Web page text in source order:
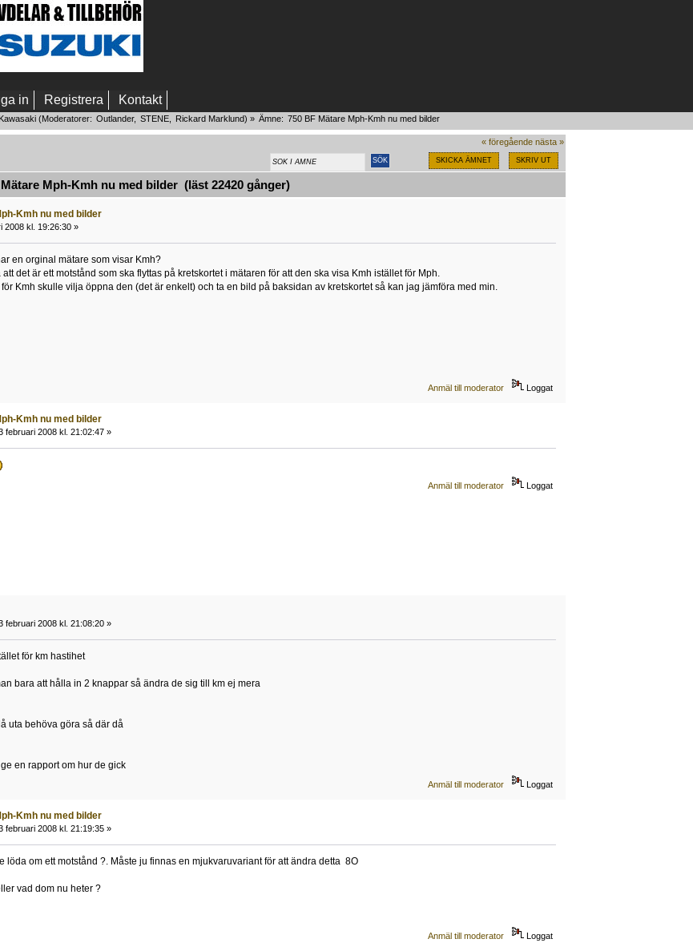
in Registrera Kontakt
Kawasaki(Moderatorer: Outlander, STENE, Rickard Marklund) » Ämne: 750 BF Mätare Mph-Kmh nu med bilder
« föregående nästa »
SKICKA ÄMNET SKRIV UT
Mph-Kmh nu med bilder (läst 22420 gånger)
Kmh nu med bilder
2008 kl. 19:26:30 »
en orginal mätare som visar Kmh?
det är ett motstånd som ska flyttas på kretskortet i mätaren för att den ska visa Kmh istället för Mph.
Kmh skulle vilja öppna den (det är enkelt) och ta en bild på baksidan av kretskortet så kan jag jämföra med min.
Anmäl till moderator Loggat
Kmh nu med bilder
februari 2008 kl. 21:02:47 »
Anmäl till moderator Loggat
februari 2008 kl. 21:08:20 »
för km hastihet
bara att hålla in 2 knappar så ändra de sig till km ej mera
uta behöva göra så där då
en rapport om hur de gick
Anmäl till moderator Loggat
Kmh nu med bilder
februari 2008 kl. 21:19:35 »
löda om ett motstånd ?. Måste ju finnas en mjukvaruvariant för att ändra detta 8O
vad dom nu heter ?
Anmäl till moderator Loggat